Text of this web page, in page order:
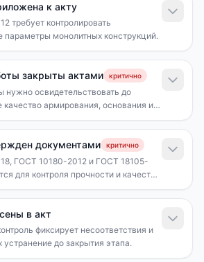
к акту
требует контролировать
параметры монолитных конструкций.
закрыты актами критично
нужно освидетельствовать до
качество армирования, основания и
проверить без вскрытия.
документами критично
ГОСТ 10180-2012 и ГОСТ 18105-
для контроля прочности и качества
в акт
фиксирует несоответствия и
устранение до закрытия этапа.